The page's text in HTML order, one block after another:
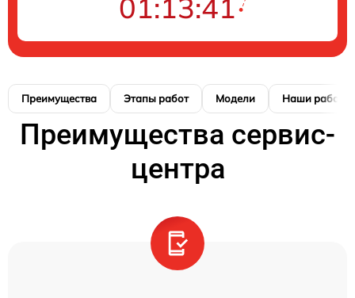
01:13:40
Преимущества Этапы работ Модели Наши работы
Преимущества сервис-
центра